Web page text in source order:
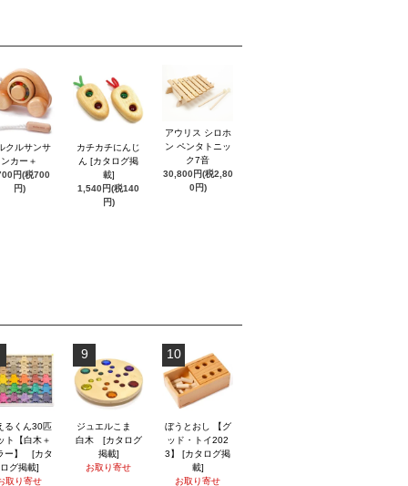
クルサンサ
ンカー＋
円(税700
円)
カチカチにんじ
ん [カタログ掲
載]
1,540円(税140
円)
アウリス シロホ
ン ペンタトニッ
ク7音
30,800円(税2,80
0円)
るくん30匹
ト【白木＋
ー】 [カタ
ログ掲載]
取り寄せ
9
ジュエルこま
白木 [カタログ
掲載]
お取り寄せ
10
ぼうとおし 【グ
ッド・トイ202
3】 [カタログ掲
載]
お取り寄せ